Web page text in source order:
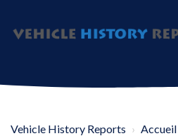
Vehicle History Reports